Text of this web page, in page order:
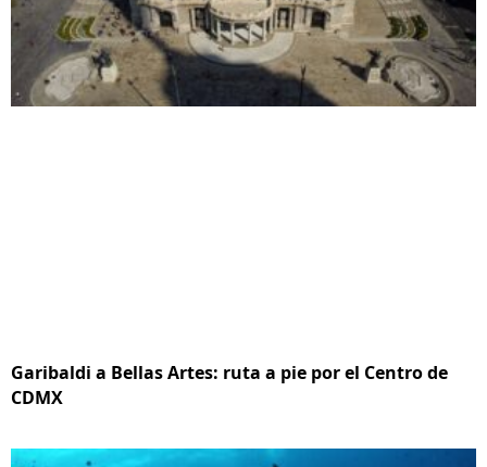
Garibaldi a Bellas Artes: ruta a pie por el Centro de
CDMX